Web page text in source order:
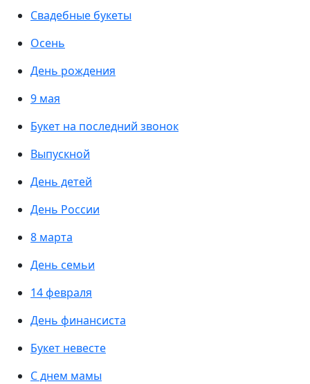
Свадебные букеты
Осень
День рождения
9 мая
Букет на последний звонок
Выпускной
День детей
День России
8 марта
День семьи
14 февраля
День финансиста
Букет невесте
С днем мамы